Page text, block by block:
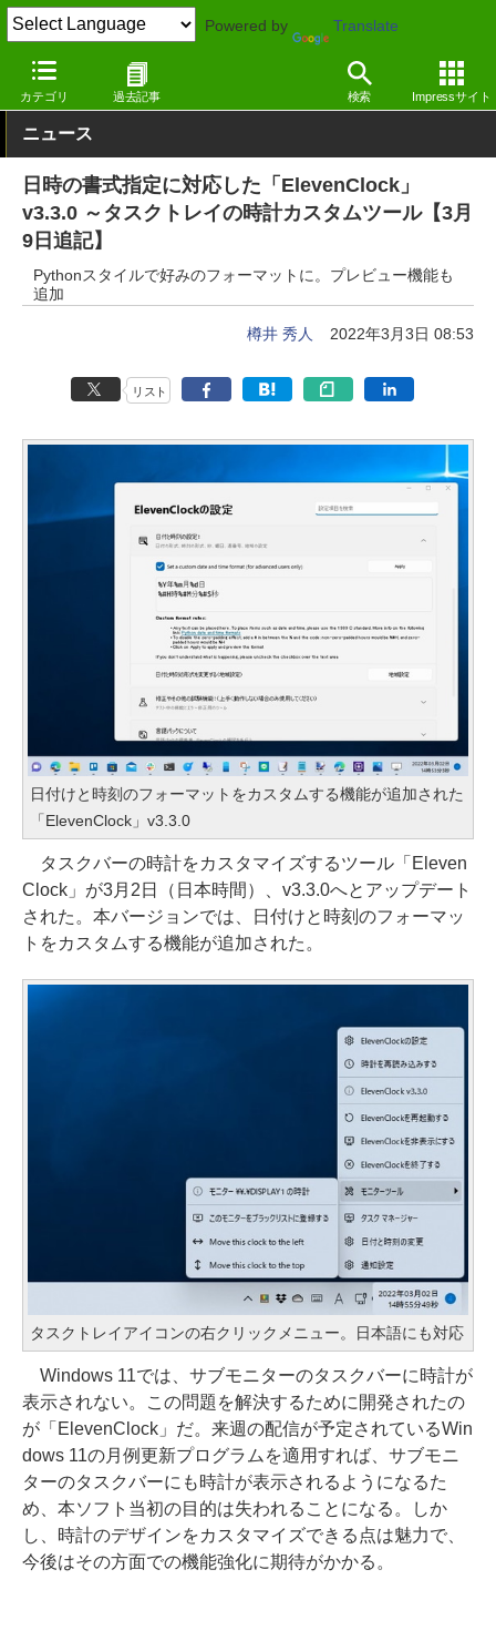
Powered by Translate
カテゴリ 過去記事 検索 Impressサイト
窓の杜 システム・ファイル Windows
ニュース
日時の書式指定に対応した「ElevenClock」
v3.3.0 ～タスクトレイの時計カスタムツール【3月
9日追記】
Pythonスタイルで好みのフォーマットに。プレビュー機能も
追加
樽井 秀人 2022年3月3日 08:53
リスト
日付けと時刻のフォーマットをカスタムする機能が追加された
「ElevenClock」v3.3.0
タスクバーの時計をカスタマイズするツール「Eleven
Clock」が3月2日（日本時間）、v3.3.0へとアップデート
された。本バージョンでは、日付けと時刻のフォーマッ
トをカスタムする機能が追加された。
タスクトレイアイコンの右クリックメニュー。日本語にも対応
Windows 11では、サブモニターのタスクバーに時計が
表示されない。この問題を解決するために開発されたの
が「ElevenClock」だ。来週の配信が予定されているWin
dows 11の月例更新プログラムを適用すれば、サブモニ
ターのタスクバーにも時計が表示されるようになるた
め、本ソフト当初の目的は失われることになる。しか
し、時計のデザインをカスタマイズできる点は魅力で、
今後はその方面での機能強化に期待がかかる。